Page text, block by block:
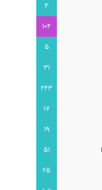
4
104
5
31
243
17
19
51
25